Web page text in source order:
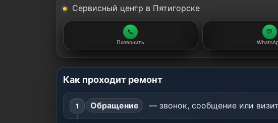
Сервисный центр в Пятигорске
📞
Позвонить
💬
Как проходит ремонт
Обращение — звонок, сообщение или